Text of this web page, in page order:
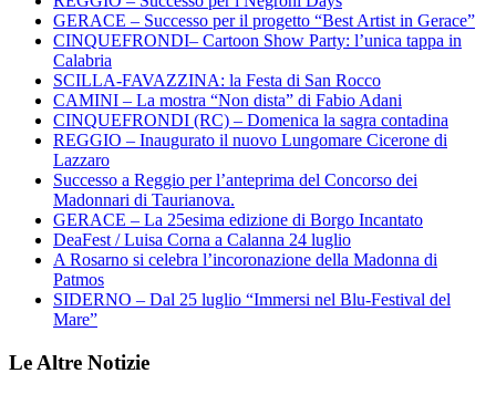
GERACE – Successo per il progetto “Best Artist in Gerace”
CINQUEFRONDI– Cartoon Show Party: l’unica tappa in
Calabria
SCILLA-FAVAZZINA: la Festa di San Rocco
CAMINI – La mostra “Non dista” di Fabio Adani
CINQUEFRONDI (RC) – Domenica la sagra contadina
REGGIO – Inaugurato il nuovo Lungomare Cicerone di
Lazzaro
Successo a Reggio per l’anteprima del Concorso dei
Madonnari di Taurianova.
GERACE – La 25esima edizione di Borgo Incantato
DeaFest / Luisa Corna a Calanna 24 luglio
A Rosarno si celebra l’incoronazione della Madonna di
Patmos
SIDERNO – Dal 25 luglio “Immersi nel Blu-Festival del
Mare”
Le Altre Notizie